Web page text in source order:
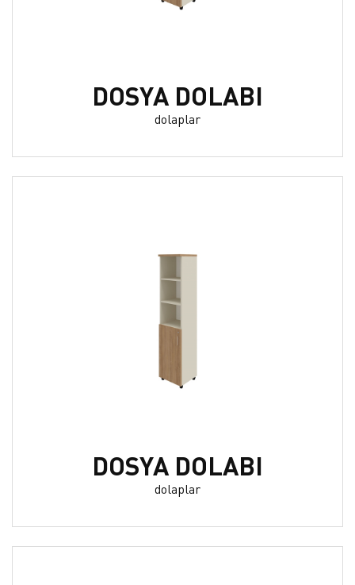
DOSYA DOLABI
dolaplar
DOSYA DOLABI
dolaplar